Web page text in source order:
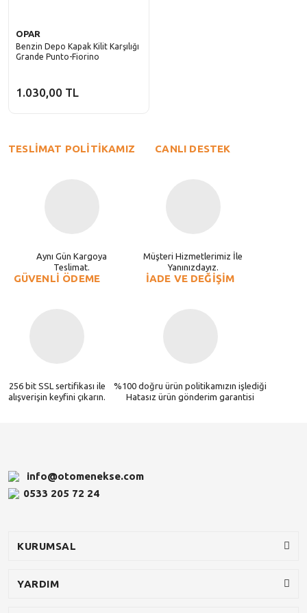
OPAR
Benzin Depo Kapak Kilit Karşılığı
Grande Punto-Fiorino
1.030,00 TL
TESLİMAT POLİTİKAMIZ
Aynı Gün Kargoya
Teslimat.
CANLI DESTEK
Müşteri Hizmetlerimiz İle
Yanınızdayız.
GÜVENLİ ÖDEME
256 bit SSL sertifikası ile
alışverişin keyfini çıkarın.
İADE VE DEĞİŞİM
%100 doğru ürün politikamızın işlediği
Hatasız ürün gönderim garantisi
info@otomenekse.com
0533 205 72 24
KURUMSAL
YARDIM